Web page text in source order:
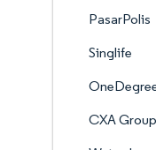
PasarPolis
Singlife
CXA Group